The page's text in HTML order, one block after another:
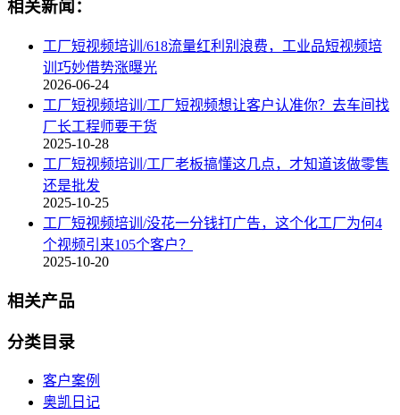
相关新闻：
工厂短视频培训/618流量红利别浪费，工业品短视频培
训巧妙借势涨曝光
2026-06-24
工厂短视频培训/工厂短视频想让客户认准你？去车间找
厂长工程师要干货
2025-10-28
工厂短视频培训/工厂老板搞懂这几点，才知道该做零售
还是批发
2025-10-25
工厂短视频培训/没花一分钱打广告，这个化工厂为何4
个视频引来105个客户？
2025-10-20
相关产品
分类目录
客户案例
奥凯日记